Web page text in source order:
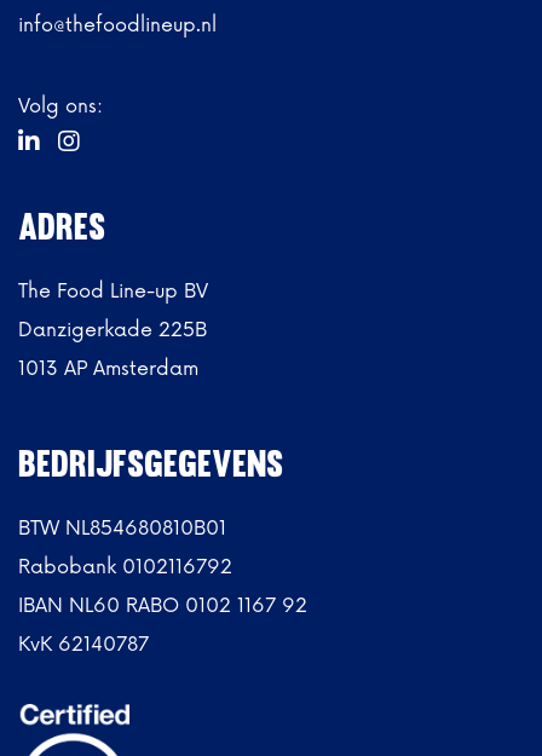
info@thefoodlineup.nl
Volg ons:
 
ADRES
The Food Line-up BV
Danzigerkade 225B
1013 AP Amsterdam
BEDRIJFSGEGEVENS
BTW NL854680810B01
Rabobank 0102116792
IBAN NL60 RABO 0102 1167 92
KvK 62140787